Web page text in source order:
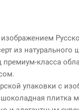
из натурального
класса
упаковки с
плитка